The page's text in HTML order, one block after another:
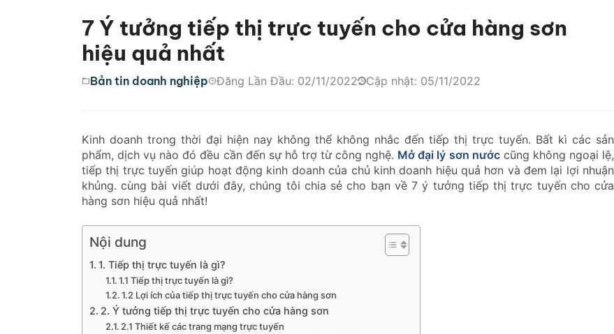
7 Ý tưởng tiếp thị trực tuyến cho cửa hàng sơn
hiệu quả nhất
Bản tin doanh nghiệp Đăng Lần Đầu: 02/11/2022 Cập nhật: 05/11/2022
Kinh doanh trong thời đại hiện nay không thể không nhắc đến tiếp thị trực tuyến. Bất kì các sản
phẩm, dịch vụ nào đó đều cần đến sự hỗ trợ từ công nghệ. Mở đại lý sơn nướccũng không ngoại lệ,
tiếp thị trực tuyến giúp hoạt động kinh doanh của chủ kinh doanh hiệu quả hơn và đem lại lợi nhuận
khủng. cùng bài viết dưới đây, chúng tôi chia sẻ cho bạn về 7 ý tưởng tiếp thị trực tuyến cho cửa
hàng sơn hiệu quả nhất!
Nội dung
1. Tiếp thị trực tuyến là gì?
1.1 Tiếp thị trực tuyến là gì?
1.2 Lợi ích của tiếp thị trực tuyến cho cửa hàng sơn
2. Ý tưởng tiếp thị trực tuyến cho cửa hàng sơn
2.1 Thiết kế các trang mạng trực tuyến